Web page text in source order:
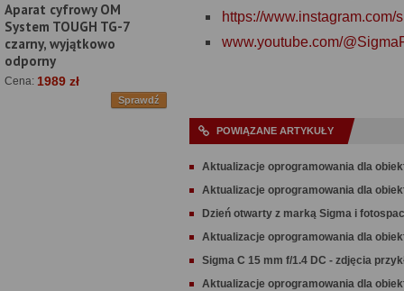
Aparat cyfrowy OM
System TOUGH TG-7
czarny, wyjątkowo
odporny
Cena: 1989 zł
Sprawdź
https://www.instagram.com/
www.youtube.com/
POWIĄZANE ARTYKUŁY
Aktualizacje oprogramowania dla
Aktualizacje oprogramowania dla
Dzień otwarty z marką Sigma i
Aktualizacje oprogramowania dla
Sigma C 15 mm f/1.4 DC - zdjęcia
Aktualizacje oprogramowania dla